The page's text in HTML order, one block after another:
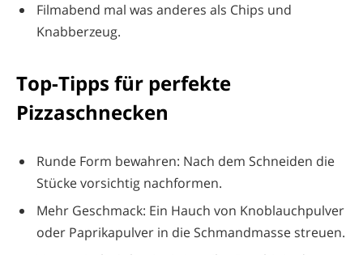
Filmabend mal was anderes als Chips und
Knabberzeug.
Top-Tipps für perfekte
Pizzaschnecken
Runde Form bewahren: Nach dem Schneiden die
Stücke vorsichtig nachformen.
Mehr Geschmack: Ein Hauch von Knoblauchpulver
oder Paprikapulver in die Schmandmasse streuen.